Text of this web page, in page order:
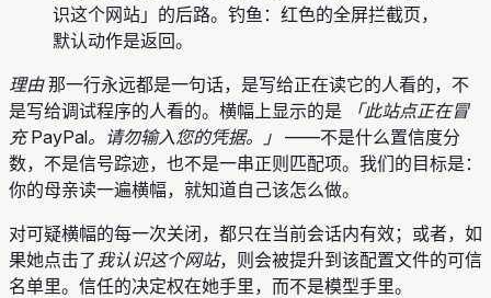
识这个网站」的后路。钓鱼：红色的全屏拦截页，
默认动作是返回。
理由那一行永远都是一句话，是写给正在读它的人看的，不
是写给调试程序的人看的。横幅上显示的是
「此站点正在冒
充 PayPal。请勿输入您的凭据。」 ——不是什么置信度分
数，不是信号踪迹，也不是一串正则匹配项。我们的目标是：
你的母亲读一遍横幅，就知道自己该怎么做。
对可疑横幅的每一次关闭，都只在当前会话内有效；或者，如
果她点击了我认识这个网站，则会被提升到该配置文件的可信
名单里。信任的决定权在她手里，而不是模型手里。